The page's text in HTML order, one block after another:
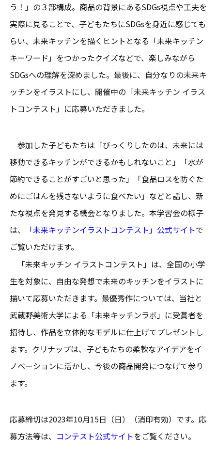
う！」の３部構成。商品の背景にあるSDGs視点や工夫を
実際に見ることで、子どもたちにSDGsを身近に感じても
らい、未来キッチンを描くヒントとなる「未来キッチン
キーワード」をつかったクイズなどで、楽しみながら
SDGsへの理解を深めました。最後に、自分なりの未来キ
ッチンをイラストにし、開催中の「未来キッチン イラス
トコンテスト」に応募いただきました。
参加した子どもたちは「びっくりしたのは、未来には
移動できるキッチンができるかもしれないこと」「水が
節約できることがすごいと思った」「食品ロスを防ぐた
めにごはんを残さないように食べたい」などと話し、新
たな視点を発見する機会となりました。本学習会の様子
は、
「未来キッチンイラストコンテスト」公式サイトで
ご覧いただけます。
「未来キッチン イラストコンテスト」は、全国の小学
生を対象に、自由な発想で未来のキッチンをイラストに
描いて応募いただきます。最優秀作については、当社と
武蔵野美術大学による「未来キッチンラボ」に受賞者を
招待し、作品を立体的なモデルに仕上げてプレゼントし
ます。クリナップは、子どもたちの柔軟なアイデアをイ
ノベーションに活かし、今後の商品開発につなげて参り
ます。
応募締切は2023年10月15日（日）（消印有効）です。応
募方法等は、 コンテスト公式サイトをご覧ください。